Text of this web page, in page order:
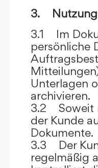
3. Nutzung
3.1 Im
persönliche
Unterlagen
archivieren.
3.2 Soweit
der Kunde
Dokumente.
3.3 Der
regelmäßig